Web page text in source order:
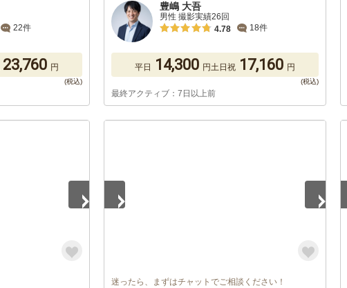
22件
23,760 円
豊嶋 大吾
男性 撮影実績26回
4.78
18件
平日 14,300 円土日祝 17,160 円
最終アクティブ：7日以上前
迷ったら、まずはチャットでご相談ください！